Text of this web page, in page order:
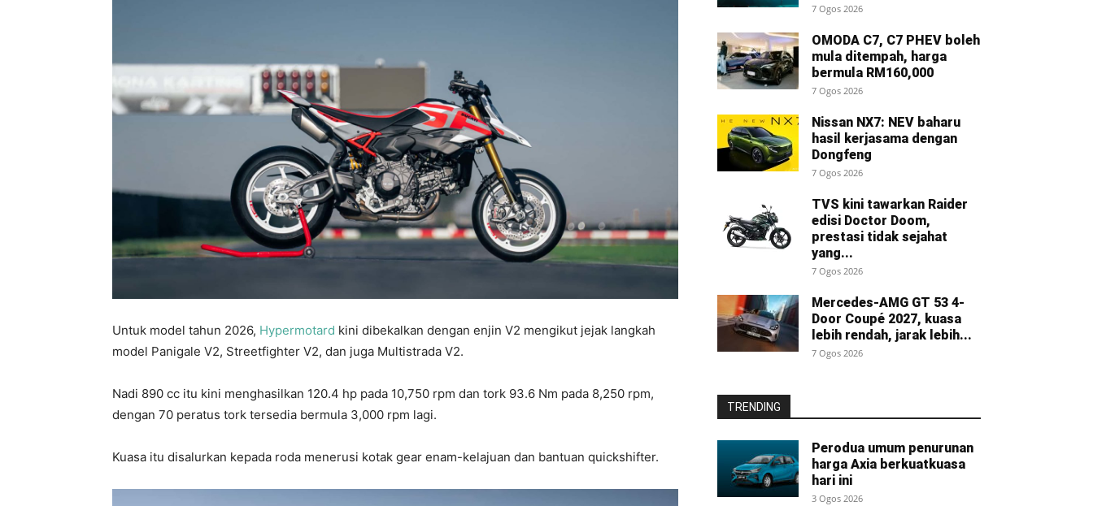
Untuk model tahun 2026, Hypermotard kini dibekalkan dengan enjin V2 mengikut jejak langkah
model Panigale V2, Streetfighter V2, dan juga Multistrada V2.
Nadi 890 cc itu kini menghasilkan 120.4 hp pada 10,750 rpm dan tork 93.6 Nm pada 8,250 rpm,
dengan 70 peratus tork tersedia bermula 3,000 rpm lagi.
Kuasa itu disalurkan kepada roda menerusi kotak gear enam-kelajuan dan bantuan quickshifter.
7 Ogos 2026
OMODA C7, C7 PHEV boleh
mula ditempah, harga
bermula RM160,000
7 Ogos 2026
Nissan NX7: NEV baharu
hasil kerjasama dengan
Dongfeng
7 Ogos 2026
TVS kini tawarkan Raider
edisi Doctor Doom,
prestasi tidak sejahat
yang...
7 Ogos 2026
Mercedes-AMG GT 53 4-
Door Coupé 2027, kuasa
lebih rendah, jarak lebih...
7 Ogos 2026
TRENDING
Perodua umum penurunan
harga Axia berkuatkuasa
hari ini
3 Ogos 2026